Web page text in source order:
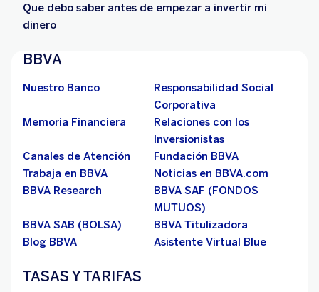
Que debo saber antes de empezar a invertir mi
dinero
BBVA
Nuestro Banco
Responsabilidad Social
Corporativa
Memoria Financiera
Relaciones con los
Inversionistas
Canales de Atención
Fundación BBVA
Trabaja en BBVA
Noticias en BBVA.com
BBVA Research
BBVA SAF (FONDOS
MUTUOS)
BBVA SAB (BOLSA)
BBVA Titulizadora
Blog BBVA
Asistente Virtual Blue
TASAS Y TARIFAS